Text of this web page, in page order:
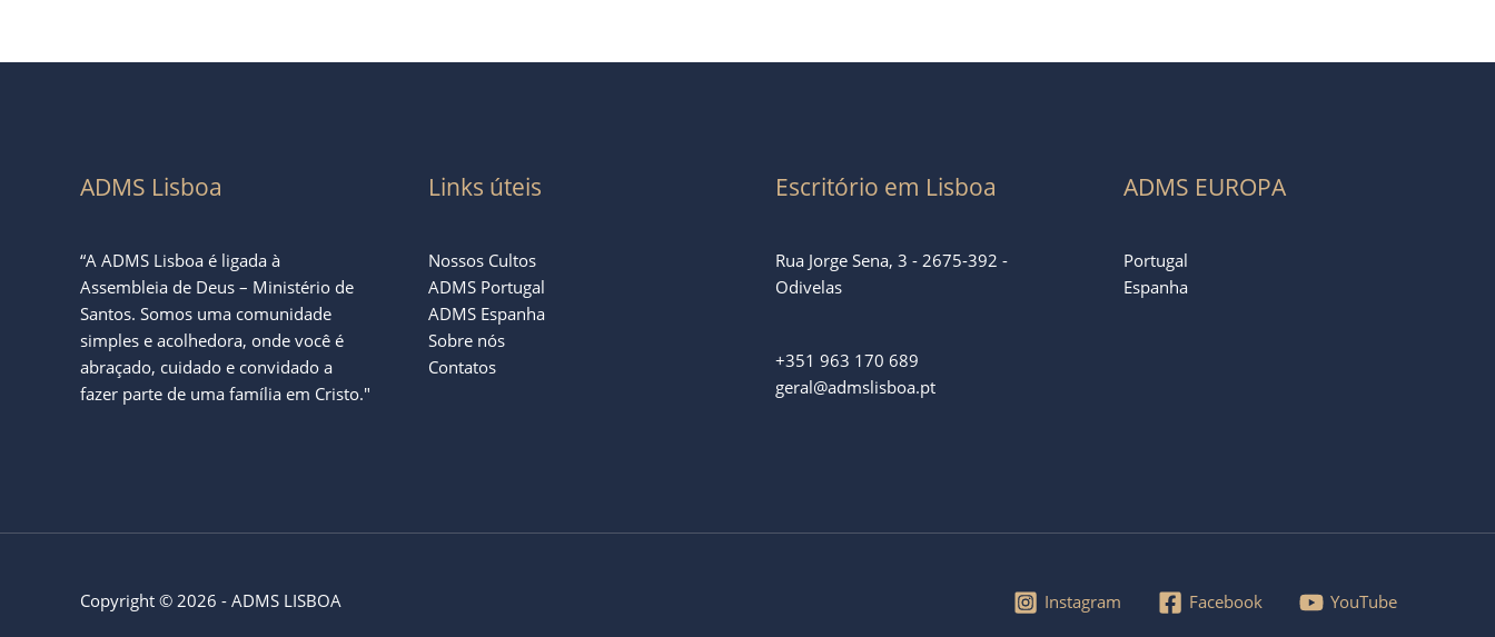
ADMS Lisboa
“A ADMS Lisboa é ligada à
Assembleia de Deus – Ministério de
Santos. Somos uma comunidade
simples e acolhedora, onde você é
abraçado, cuidado e convidado a
fazer parte de uma família em Cristo."
Links úteis
Nossos Cultos
ADMS Portugal
ADMS Espanha
Sobre nós
Contatos
Escritório em Lisboa
Rua Jorge Sena, 3 - 2675-392 -
Odivelas
+351 963 170 689
geral@admslisboa.pt
ADMS EUROPA
Portugal
Espanha
Copyright © 2026 - ADMS LISBOA Instagram Facebook YouTube